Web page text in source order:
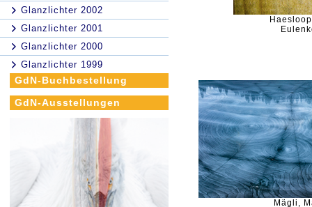
Glanzlichter 2002
Glanzlichter 2001
Glanzlichter 2000
Glanzlichter 1999
GdN-Buchbestellung
GdN-Ausstellungen
Mägli,